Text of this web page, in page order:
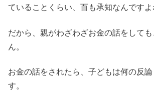
ていることくらい、百も承知なんですよ
だから、親がわざわざお金の話をして
ん。
お金の話をされたら、子どもは何の反
す。